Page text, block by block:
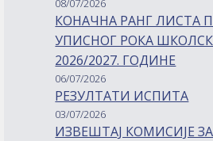
08/07/2026
КОНАЧНА РАНГ ЛИСТА
УПИСНОГ РОКА
2026/2027. ГОДИНЕ
06/07/2026
РЕЗУЛТАТИ ИСПИТА
03/07/2026
ИЗВЕШТАЈ КОМИСИЈЕ